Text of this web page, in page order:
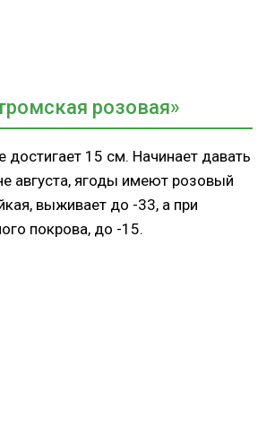
розовая»
достигает 15 см. Начинает давать
августа, ягоды имеют розовый
выживает до -33, а при
покрова, до -15.